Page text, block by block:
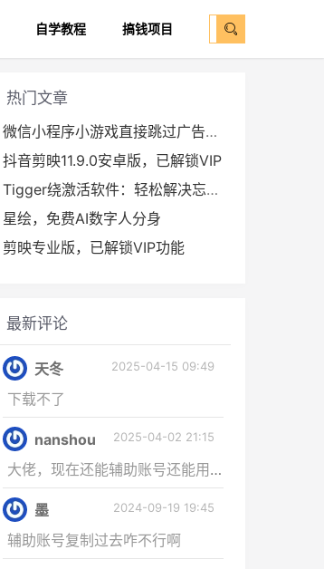
自学教程 搞钱项目
热门文章
微信小程序小游戏直接跳过广告拿奖励教程
抖音剪映11.9.0安卓版，已解锁VIP
Tigger绕激活软件：轻松解决忘记Apple ID密码的问题
星绘，免费AI数字人分身
剪映专业版，已解锁VIP功能
最新评论
天冬 2025-04-15 09:49
下载不了
nanshou 2025-04-02 21:15
大佬，现在还能辅助账号还能用吗，┭┮﹏┭...
墨 2024-09-19 19:45
辅助账号复制过去咋不行啊